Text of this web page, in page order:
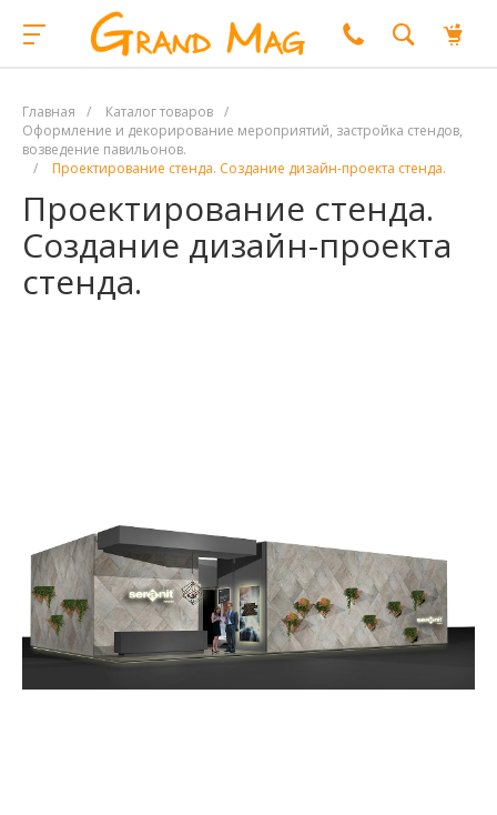
Главная / Каталог товаров /
Оформление и декорирование мероприятий, застройка стендов,
возведение павильонов.
/
Проектирование стенда. Создание дизайн-проекта стенда.
Проектирование стенда.
Создание дизайн-проекта
стенда.